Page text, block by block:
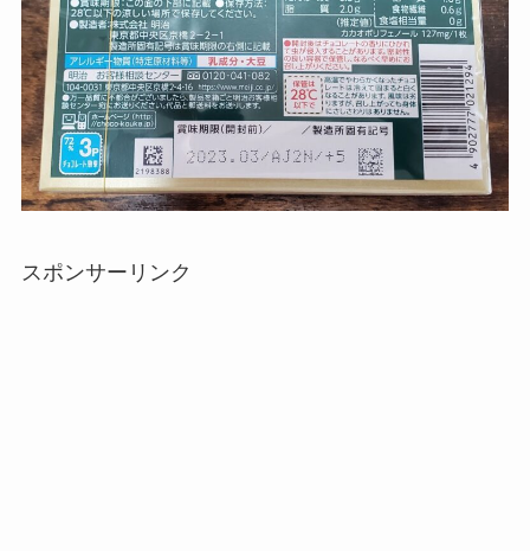
スポンサーリンク